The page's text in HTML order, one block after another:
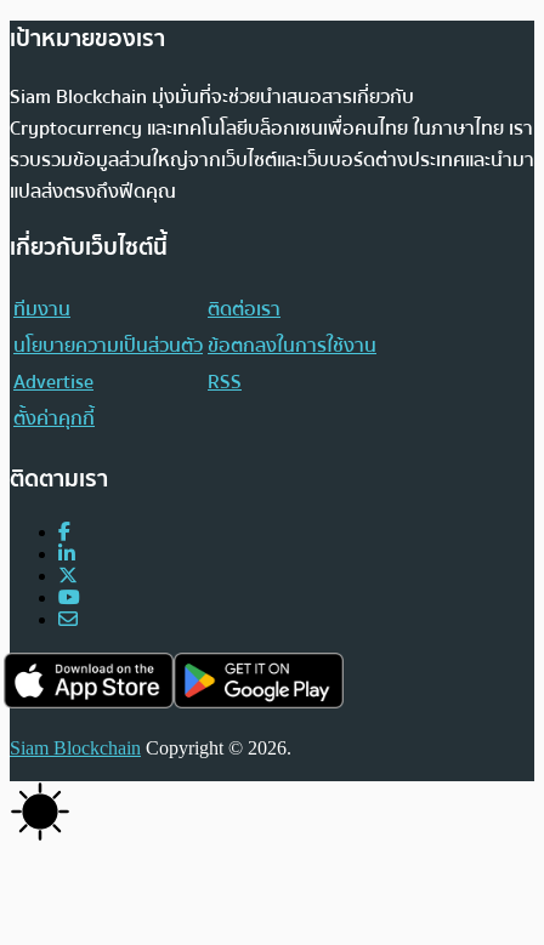
เป้าหมายของเรา
Siam Blockchain มุ่งมั่นที่จะช่วยนำเสนอสารเกี่ยวกับ
Cryptocurrency และเทคโนโลยีบล็อกเชนเพื่อคนไทย ในภาษาไทย เรา
รวบรวมข้อมูลส่วนใหญ่จากเว็บไซต์และเว็บบอร์ดต่างประเทศและนำมา
แปลส่งตรงถึงฟีดคุณ
เกี่ยวกับเว็บไซต์นี้
ทีมงาน
ติดต่อเรา
นโยบายความเป็นส่วนตัวข้อตกลงในการใช้งาน
Advertise
RSS
ตั้งค่าคุกกี้
ติดตามเรา
Siam Blockchain Copyright © 2026.